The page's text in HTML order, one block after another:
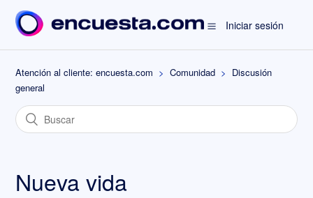
Iniciar sesión
Atención al cliente: encuesta.com Comunidad
Discusión
general
Nueva vida